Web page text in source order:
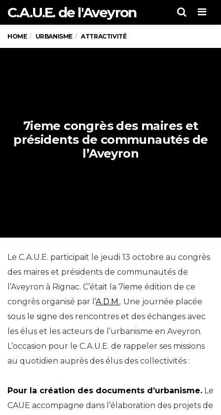
C.A.U.E. de l'Aveyron
HOME URBANISME ATTRACTIVITÉ
7ieme congrès des maires et
présidents de communautés de
l’Aveyron
Le C.A.U.E. participait le jeudi 13 octobre au congrès
des maires et présidents de communautés de
l’Aveyron à Rignac. C’était la 7ieme édition de ce
congrès organisé par l’A.D.M.. Une journée placée
sous le signe des rencontres et des échanges avec
les élus et les acteurs de l’urbanisme en Aveyron.
L’occasion pour le C.A.U.E. de rappeler ses missions
au quotidien auprès des élus des collectivités :
Pour la création des documents d’urbanisme. Le
CAUE accompagne dans l’élaboration des projets de